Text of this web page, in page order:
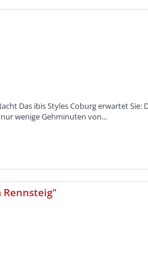
Das ibis Styles Coburg erwartet Sie:
wenige Gehminuten von...
Rennsteig"